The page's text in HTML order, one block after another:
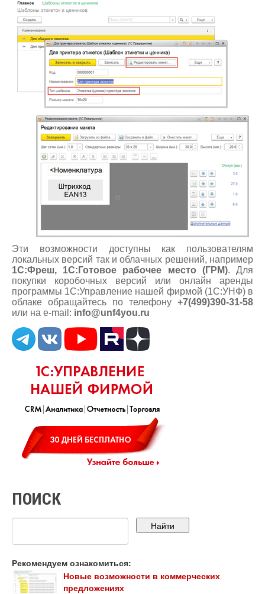
Эти возможности доступны как пользователям
локальных версий так и облачных решений, например
1С:Фреш, 1С:Готовое рабочее место (ГРМ). Для
покупки коробочных версий или онлайн аренды
программы 1С:Управление нашей фирмой (1С:УНФ) в
облаке обращайтесь по телефону +7(499)390-31-58
или на e-mail: info@unf4you.ru
ПОИСК
Рекомендуем ознакомиться:
Новые возможности в коммерческих
предложениях